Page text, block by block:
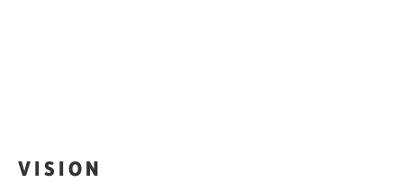
VISION